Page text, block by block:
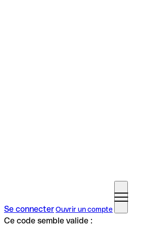
Se connecterOuvrir un compte
Ce code semble valide :